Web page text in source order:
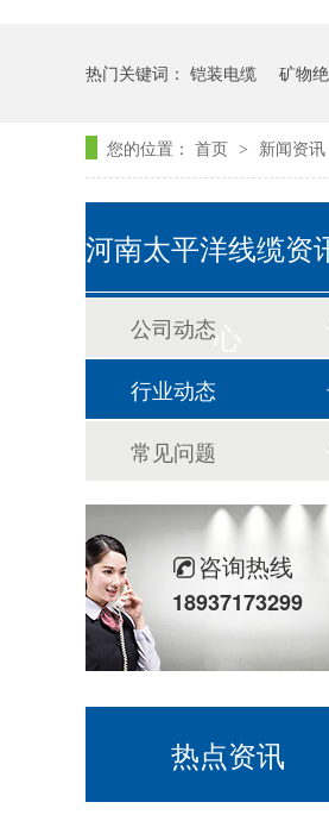
热门关键词： 铠装电缆 矿物
您的位置： 首页 > 新闻资讯
河南太平洋线缆资
心
公司动态
行业动态
常见问题
咨询热线
18937173299
热点资讯